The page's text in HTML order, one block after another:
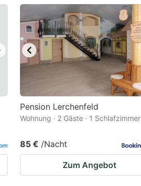
question
mark
key
to
get
the
keyboard
shortcuts
for
changing
dates.
Pension Lerchenfeld
Wohnung · 2 Gäste · 1 Schlafzimmer
85 € /Nacht
Zum Angebot